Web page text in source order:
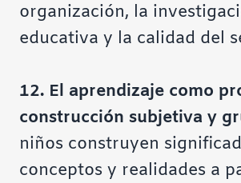
organización, la
educativa y la calidad del
12. El aprendizaje como
construcción subjetiva y
niños construyen
conceptos y realidades a